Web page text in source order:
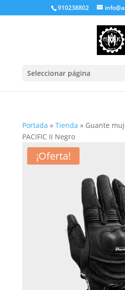
910238802
Seleccionar página
Portada » Tienda » Guante
PACIFIC II Negro
¡Oferta!